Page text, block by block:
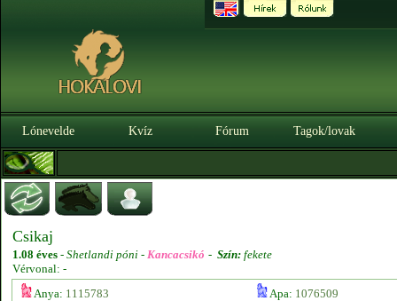
Lónevelde Kvíz Fórum Tagok/lovak
Csikaj
1.08 éves - Shetlandi póni - Kancacsikó - Szín: fekete
Vérvonal: -
Anya: 1115783 Apa: 1076509